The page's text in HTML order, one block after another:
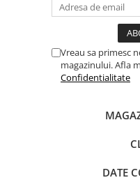
Vreau sa primesc
magazinului. Afla
Confidentialitate
DATE